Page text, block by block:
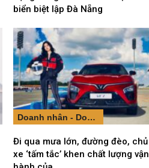
biển biệt lập Đà Nẵng
Doanh nhân - Doanh nghiệp
Đi qua mưa lớn, đường đèo, chủ
xe ‘tấm tắc’ khen chất lượng vận